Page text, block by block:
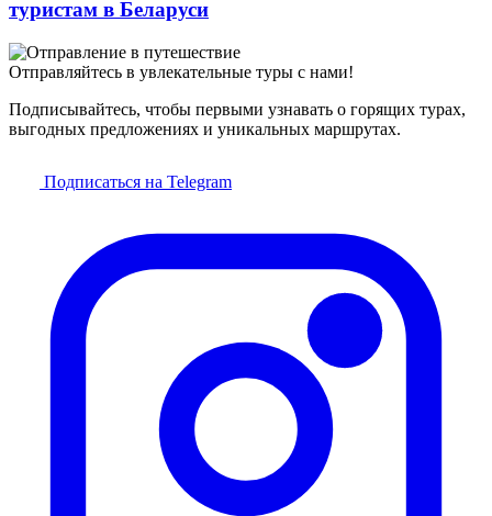
туристам в Беларуси
Отправляйтесь в увлекательные туры с нами!
Подписывайтесь, чтобы первыми узнавать о горящих турах,
выгодных предложениях и уникальных маршрутах.
Подписаться на Telegram